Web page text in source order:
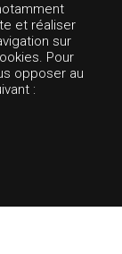
E
et réaliser
sur
Pour
opposer au
: